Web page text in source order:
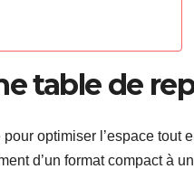
table de
optimiser l’espace tout
d’un format compact à